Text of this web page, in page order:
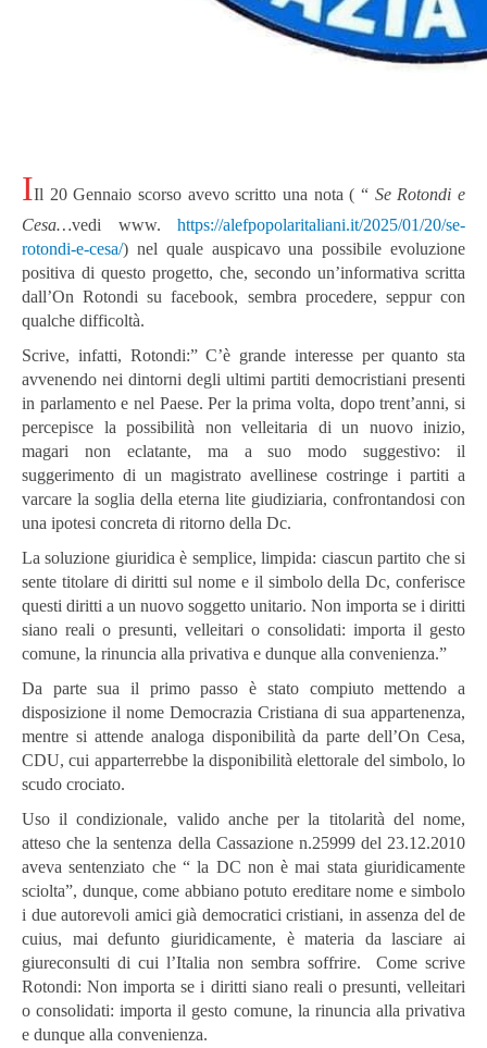
IIl 20 Gennaio scorso avevo scritto una nota ( “ Se Rotondi e
Cesa…vedi www. https://alefpopolaritaliani.it/2025/01/20/se-
rotondi-e-cesa/) nel quale auspicavo una possibile evoluzione
positiva di questo progetto, che, secondo un’informativa scritta
dall’On Rotondi su facebook, sembra procedere, seppur con
qualche difficoltà.
Scrive, infatti, Rotondi:” C’è grande interesse per quanto sta
avvenendo nei dintorni degli ultimi partiti democristiani presenti
in parlamento e nel Paese. Per la prima volta, dopo trent’anni, si
percepisce la possibilità non velleitaria di un nuovo inizio,
magari non eclatante, ma a suo modo suggestivo: il
suggerimento di un magistrato avellinese costringe i partiti a
varcare la soglia della eterna lite giudiziaria, confrontandosi con
una ipotesi concreta di ritorno della Dc.
La soluzione giuridica è semplice, limpida: ciascun partito che si
sente titolare di diritti sul nome e il simbolo della Dc, conferisce
questi diritti a un nuovo soggetto unitario. Non importa se i diritti
siano reali o presunti, velleitari o consolidati: importa il gesto
comune, la rinuncia alla privativa e dunque alla convenienza.”
Da parte sua il primo passo è stato compiuto mettendo a
disposizione il nome Democrazia Cristiana di sua appartenenza,
mentre si attende analoga disponibilità da parte dell’On Cesa,
CDU, cui apparterrebbe la disponibilità elettorale del simbolo, lo
scudo crociato.
Uso il condizionale, valido anche per la titolarità del nome,
atteso che la sentenza della Cassazione n.25999 del 23.12.2010
aveva sentenziato che “ la DC non è mai stata giuridicamente
sciolta”, dunque, come abbiano potuto ereditare nome e simbolo
i due autorevoli amici già democratici cristiani, in assenza del de
cuius, mai defunto giuridicamente, è materia da lasciare ai
giureconsulti di cui l’Italia non sembra soffrire. Come scrive
Rotondi: Non importa se i diritti siano reali o presunti, velleitari
o consolidati: importa il gesto comune, la rinuncia alla privativa
e dunque alla convenienza.